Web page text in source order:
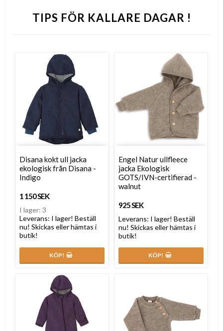
TIPS FÖR KALLARE DAGAR !
Disana kokt ull jacka
ekologisk från Disana -
Indigo
1 150 SEK
I lager: 3
Leverans: I lager! Beställ
nu! Skickas eller hämtas i
butik!
KÖP!
Engel Natur ullfleece
jacka Ekologisk
GOTS/IVN-certifierad -
walnut
925 SEK
Leverans: I lager! Beställ
nu! Skickas eller hämtas i
butik!
KÖP!